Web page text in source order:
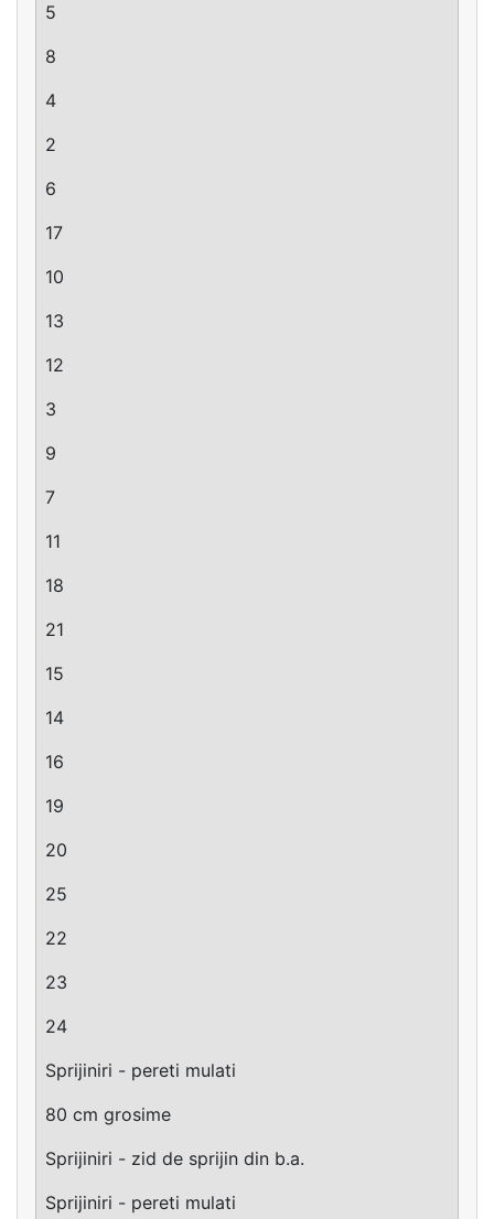
5
8
4
2
6
17
10
13
12
3
9
7
11
18
21
15
14
16
19
20
25
22
23
24
Sprijiniri - pereti mulati
80 cm grosime
Sprijiniri - zid de sprijin din b.a.
Sprijiniri - pereti mulati